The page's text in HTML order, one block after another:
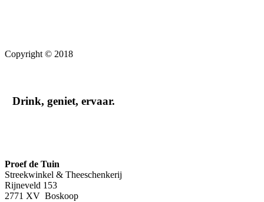
Copyright © 2018
Drink, geniet, ervaar.
Proef de Tuin
Streekwinkel & Theeschenkerij
Rijneveld 153
2771 XV Boskoop